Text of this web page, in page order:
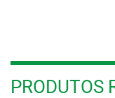
PRODUTOS